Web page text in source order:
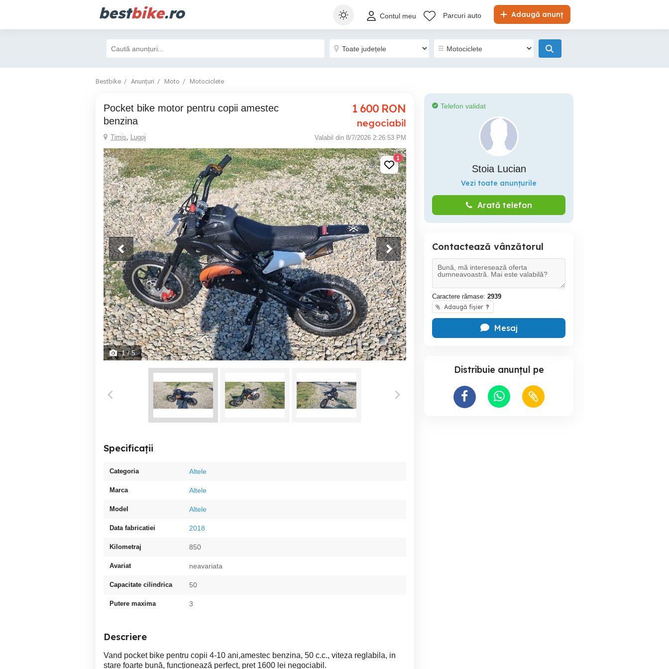
bestbike.ro Adaugă anunț
Contul meu Parcuri auto
Bestbike Anunțuri Moto Motociclete
Pocket bike motor pentru copii amestec
benzina
1 600 RON
negociabil
Timis, Lugoj Valabil din 8/7/2026 2:26:53 PM
1
1/ 5
Specificații
Categoria Altele
Marca Altele
Model Altele
Data fabricatiei 2018
Kilometraj 850
Avariat neavariata
Capacitate cilindrica 50
Putere maxima 3
Descriere
Vand pocket bike pentru copii 4-10 ani,amestec benzina, 50 c.c., viteza reglabila, in
stare foarte bună, funcționează perfect, pret 1600 lei negociabil.
Telefon validat
Stoia Lucian
Vezi toate anunțurile
Arată telefon
Contactează vânzătorul
Caractere rămase: 2939
Adaugă fișier ?
Mesaj
Distribuie anunțul pe